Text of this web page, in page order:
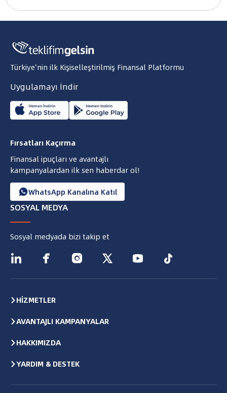
Türkiye'nin ilk Kişiselleştirilmiş Finansal Platformu
Uygulamayı İndir
Fırsatları Kaçırma
Finansal ipuçları ve avantajlı
kampanyalardan ilk sen haberdar ol!
WhatsApp Kanalına Katıl
SOSYAL MEDYA
Sosyal medyada bizi takip et
     
HİZMETLER
AVANTAJLI KAMPANYALAR
HAKKIMIZDA
YARDIM & DESTEK